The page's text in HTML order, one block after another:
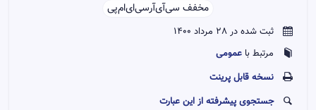
مخفف سی‌آی‌آر‌سی‌ای‌ام‌پی‌‌
ثبت شده در 28 مرداد 1400
مرتبط باعمومی
نسخه قابل پرينت
جستجوی پیشرفته از این عبارت